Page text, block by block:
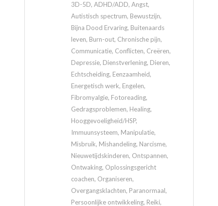
3D-5D, ADHD/ADD, Angst,
Autistisch spectrum, Bewustzijn,
Bijna Dood Ervaring, Buitenaards
leven, Burn-out, Chronische pijn,
Communicatie, Conflicten, Creëren,
Depressie, Dienstverlening, Dieren,
Echtscheiding, Eenzaamheid,
Energetisch werk, Engelen,
Fibromyalgie, Fotoreading,
Gedragsproblemen, Healing,
Hooggevoeligheid/HSP,
Immuunsysteem, Manipulatie,
Misbruik, Mishandeling, Narcisme,
Nieuwetijdskinderen, Ontspannen,
Ontwaking, Oplossingsgericht
coachen, Organiseren,
Overgangsklachten, Paranormaal,
Persoonlijke ontwikkeling, Reiki,